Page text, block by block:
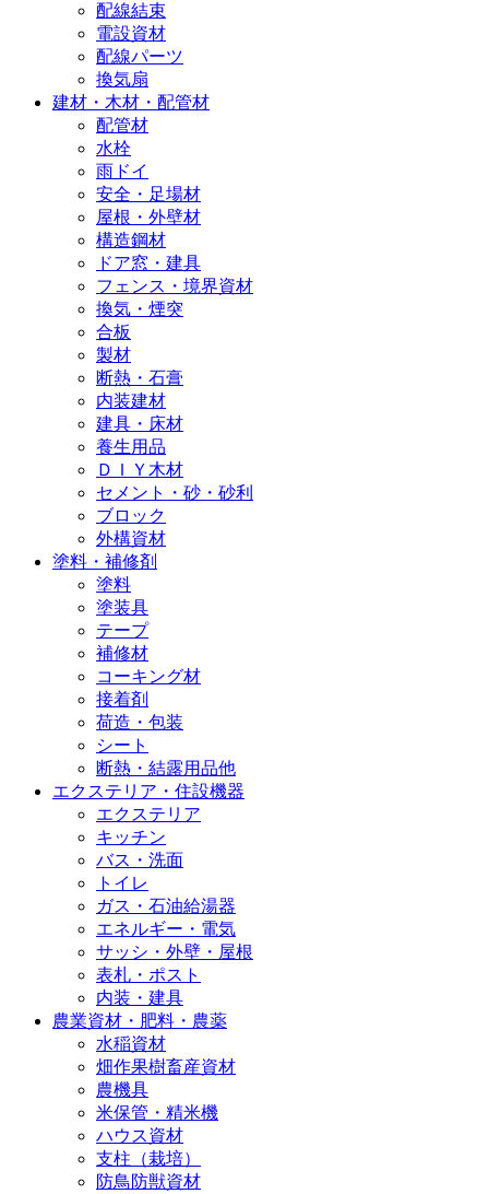
配線結束
電設資材
配線パーツ
換気扇
建材・木材・配管材
配管材
水栓
雨ドイ
安全・足場材
屋根・外壁材
構造鋼材
ドア窓・建具
フェンス・境界資材
換気・煙突
合板
製材
断熱・石膏
内装建材
建具・床材
養生用品
ＤＩＹ木材
セメント・砂・砂利
ブロック
外構資材
塗料・補修剤
塗料
塗装具
テープ
補修材
コーキング材
接着剤
荷造・包装
シート
断熱・結露用品他
エクステリア・住設機器
エクステリア
キッチン
バス・洗面
トイレ
ガス・石油給湯器
エネルギー・電気
サッシ・外壁・屋根
表札・ポスト
内装・建具
農業資材・肥料・農薬
水稲資材
畑作果樹畜産資材
農機具
米保管・精米機
ハウス資材
支柱（栽培）
防鳥防獣資材